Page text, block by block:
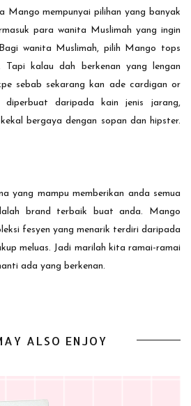
Mango mempunyai pilihan yang banyak
para wanita Muslimah yang ingin
wanita Muslimah, pilih Mango tops
Tapi kalau dah berkenan yang lengan
sebab sekarang kan ade cardigan or
daripada kain jenis jarang,
bergaya dengan sopan dan hipster.
yang mampu memberikan anda semua
brand terbaik buat anda. Mango
fesyen yang menarik terdiri daripada
meluas. Jadi marilah kita ramai-ramai
ada yang berkenan.
ALSO ENJOY